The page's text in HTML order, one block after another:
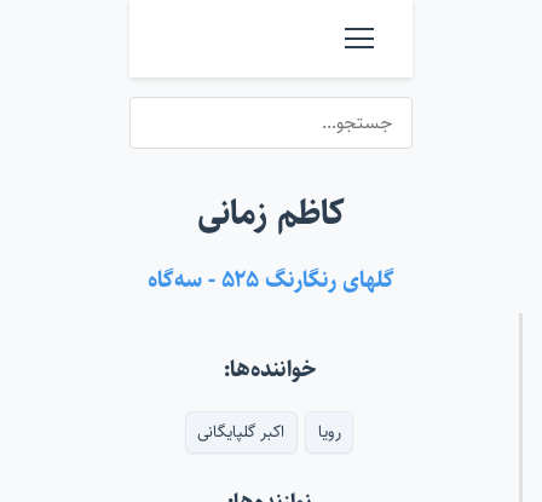
کاظم زمانی
گلهای رنگارنگ ۵۲۵ - سه‌گاه
خواننده‌ها:
رویا اکبر گلپایگانی